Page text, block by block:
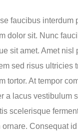
faucibus interdum
dolor sit. Nunc
sit amet. Amet nisl
sed risus ultricies
tortor. At tempor
a lacus vestibulum
scelerisque
ornare. Consequat